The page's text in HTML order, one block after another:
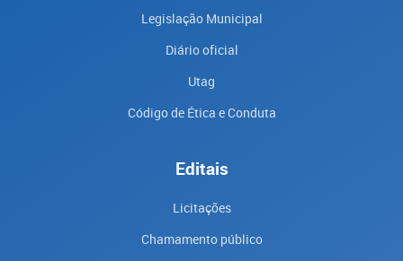
Legislação Municipal
Diário oficial
Utag
Código de Ética e Conduta
Editais
Licitações
Chamamento público